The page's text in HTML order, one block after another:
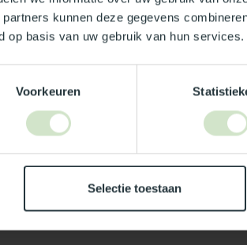
kunnen deze gegevens
op basis van uw gebruik van hun services.
Voorkeuren
Selectie toestaan